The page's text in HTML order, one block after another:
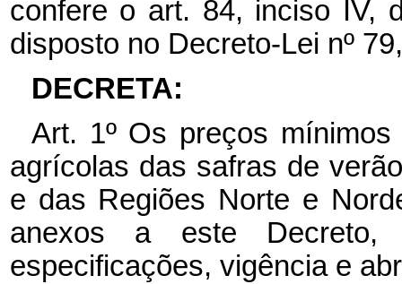
confere o art. 84, inciso IV,
disposto no Decreto-Lei nº
DECRETA:
Art. 1º Os preços
agrícolas das safras de
e das Regiões Norte e
anexos a este Decreto,
especificações, vigência e